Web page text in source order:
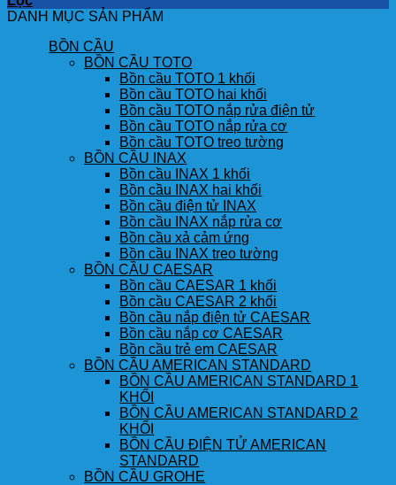
DANH MỤC SẢN PHẨM
BỒN CẦU
BỒN CẦU TOTO
Bồn cầu TOTO 1 khối
Bồn cầu TOTO hai khối
Bồn cầu TOTO nắp rửa điện tử
Bồn cầu TOTO nắp rửa cơ
Bồn cầu TOTO treo tường
BỒN CẦU INAX
Bồn cầu INAX 1 khối
Bồn cầu INAX hai khối
Bồn cầu điện tử INAX
Bồn cầu INAX nắp rửa cơ
Bồn cầu xả cảm ứng
Bồn cầu INAX treo tường
BỒN CẦU CAESAR
Bồn cầu CAESAR 1 khối
Bồn cầu CAESAR 2 khối
Bồn cầu nắp điện tử CAESAR
Bồn cầu nắp cơ CAESAR
Bồn cầu trẻ em CAESAR
BỒN CẦU AMERICAN STANDARD
BỒN CẦU AMERICAN STANDARD 1
KHỐI
BỒN CẦU AMERICAN STANDARD 2
KHỐI
BỒN CẦU ĐIỆN TỬ AMERICAN
STANDARD
BỒN CẦU GROHE